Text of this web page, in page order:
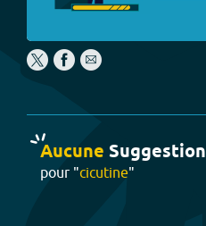
Aucune Suggestion
pour "cicutine"